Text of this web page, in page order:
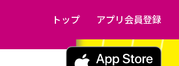
トップ アプリ会員登録